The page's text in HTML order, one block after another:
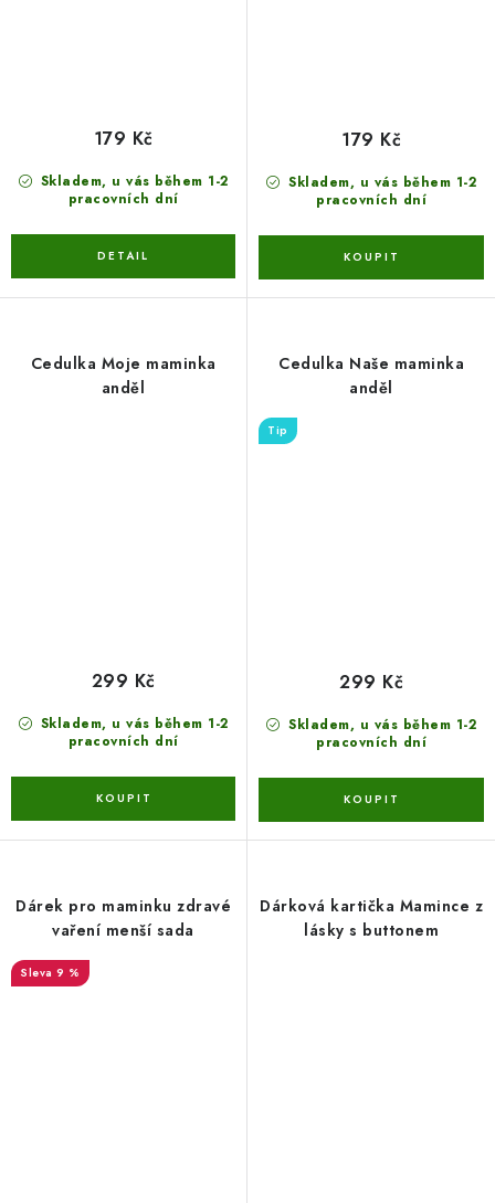
Skladem, u vás během 1-2
pracovních dní
179 Kč
Skladem, u vás během 1-2
pracovních dní
179 Kč
Cedulka Moje maminka
anděl
Skladem, u vás během 1-2
pracovních dní
299 Kč
Cedulka Naše maminka
anděl
Tip
Skladem, u vás během 1-2
pracovních dní
299 Kč
Dárek pro maminku zdravé
vaření menší sada
9 %
Dárková kartička Mamince z
lásky s buttonem